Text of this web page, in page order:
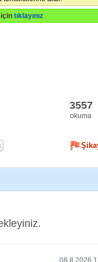
tıklayınız
3557
okuma
08.8.2026